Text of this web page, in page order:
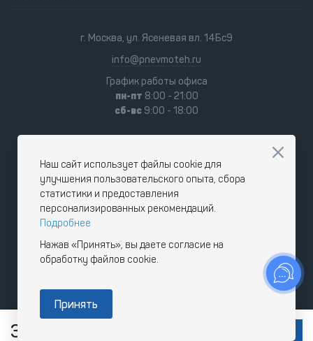
3 967
г. Москва, ул. Ясеневая вл. 14Бс9
info@pnevmoteh.ru
График работы офиса
пн-пт 8:00 - 21:00
сб-вс 9:00 - 18:00
Наш сайт использует файлы cookie для
улучшения пользовательского опыта, сбора
статистики и предоставления
персонализированных рекомендаций.
Подробнее
Нажав «Принять», вы даете согласие на
обработку файлов cookie.
Принять